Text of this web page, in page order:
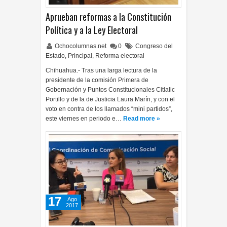
Aprueban reformas a la Constitución
Política y a la Ley Electoral
Ochocolumnas.net 0
Congreso del
Estado, Principal , Reforma electoral
Chihuahua.- Tras una larga lectura de la
presidente de la comisión Primera de
Gobernación y Puntos Constitucionales Citlalic
Portillo y de la de Justicia Laura Marín, y con el
voto en contra de los llamados “mini partidos”,
este viernes en periodo e… Read more »
17
Ago
2017